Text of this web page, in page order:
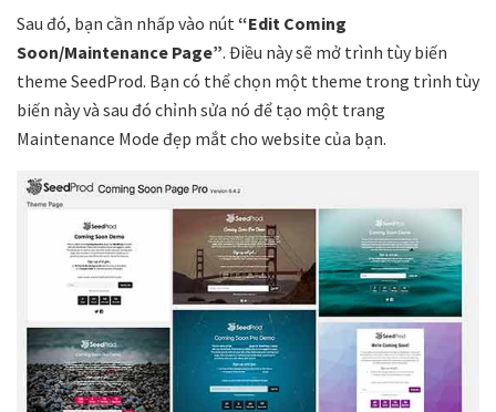
Sau đó, bạn cần nhấp vào nút “Edit Coming
Soon/Maintenance Page”. Điều này sẽ mở trình tùy biến
theme SeedProd. Bạn có thể chọn một theme trong trình tùy
biến này và sau đó chỉnh sửa nó để tạo một trang
Maintenance Mode đẹp mắt cho website của bạn.